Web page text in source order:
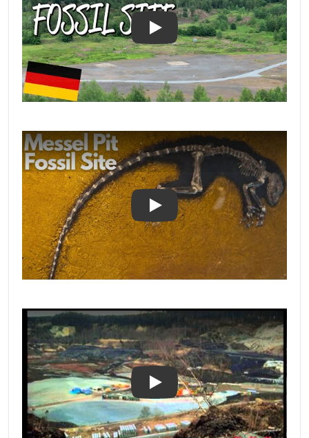
Play
Play
Play